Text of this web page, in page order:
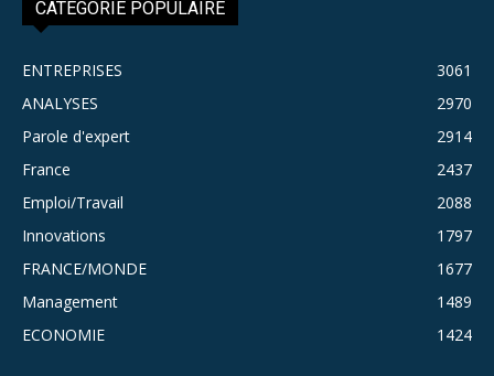
CATÉGORIE POPULAIRE
ENTREPRISES
3061
ANALYSES
2970
Parole d'expert
2914
France
2437
Emploi/Travail
2088
Innovations
1797
FRANCE/MONDE
1677
Management
1489
ECONOMIE
1424